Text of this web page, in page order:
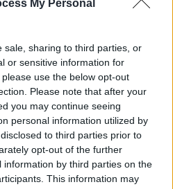
My Personal
sale, sharing to third parties, or
or sensitive information for
use the below opt-out
Please note that after your
you may continue seeing
personal information utilized by
to third parties prior to
opt-out of the further
by third parties on the
This information may
για 4 ζώδια τον
βρίσκουν σκούρα και